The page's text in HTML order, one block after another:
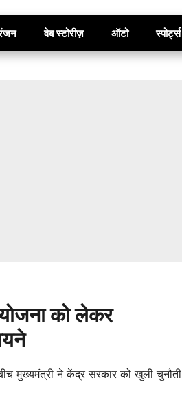
वेब स्टोरीज़ ऑटो स्पोर्ट्स
को लेकर
मुख्यमंत्री ने केंद्र सरकार को खुली चुनौती